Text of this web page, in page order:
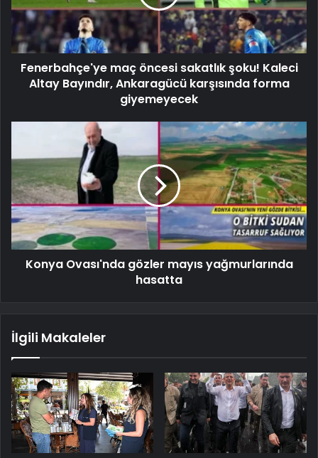
Fenerbahçe'ye maç öncesi sakatlık şoku! Kaleci
Altay Bayındır, Ankaragücü karşısında forma
giyemeyecek
Konya Ovası'nda gözler mayıs yağmurlarında
hasatta
İlgili Makaleler